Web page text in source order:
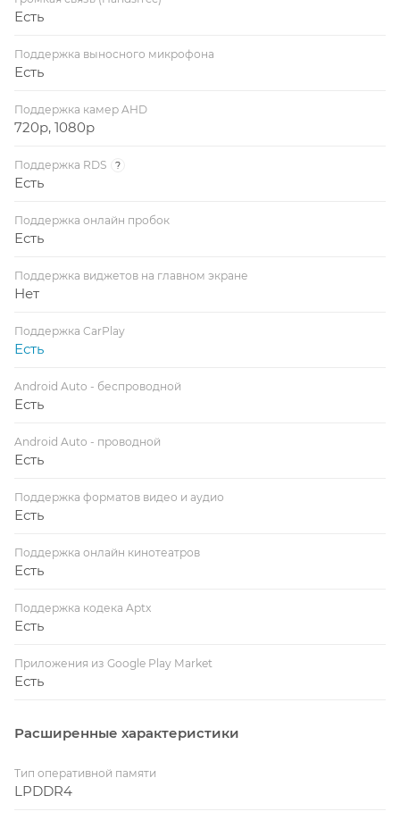
Есть
Поддержка выносного микрофона
Есть
Поддержка камер AHD
720p, 1080p
Поддержка RDS ?
Есть
Поддержка онлайн пробок
Есть
Поддержка виджетов на главном экране
Нет
Поддержка CarPlay
Есть
Android Auto - беспроводной
Есть
Android Auto - проводной
Есть
Поддержка форматов видео и аудио
Есть
Поддержка онлайн кинотеатров
Есть
Поддержка кодека Aptx
Есть
Приложения из Google Play Market
Есть
Расширенные характеристики
Тип оперативной памяти
LPDDR4